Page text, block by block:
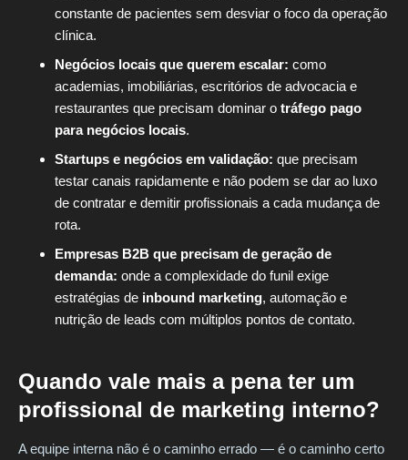
constante de pacientes sem desviar o foco da operação
clínica.
Negócios locais que querem escalar: como
academias, imobiliárias, escritórios de advocacia e
restaurantes que precisam dominar o tráfego pago
para negócios locais.
Startups e negócios em validação: que precisam
testar canais rapidamente e não podem se dar ao luxo
de contratar e demitir profissionais a cada mudança de
rota.
Empresas B2B que precisam de geração de
demanda: onde a complexidade do funil exige
estratégias de inbound marketing, automação e
nutrição de leads com múltiplos pontos de contato.
Quando vale mais a pena ter um
profissional de marketing interno?
A equipe interna não é o caminho errado — é o caminho certo